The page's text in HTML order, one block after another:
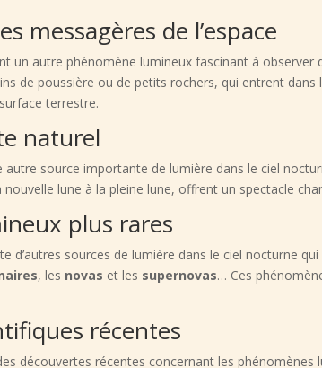
messagères de l’espace
un autre phénomène lumineux fascinant à
de poussière ou de petits rochers, qui entrent
terrestre.
naturel
source importante de lumière dans le ciel
lune à la pleine lune, offrent un spectacle
plus rares
d’autres sources de lumière dans le ciel nocturne
, les novas et les supernovas… Ces
récentes
découvertes récentes concernant les